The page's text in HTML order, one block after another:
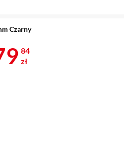
Czarny
79,84
84
zł